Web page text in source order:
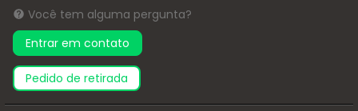
Você tem alguma pergunta?
Entrar em contato
pedido de retirada